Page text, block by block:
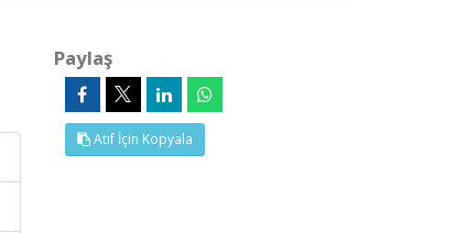
Paylaş
Atıf İçin Kopyala